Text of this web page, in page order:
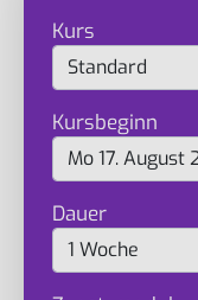
Kurs
Kursbeginn
Dauer